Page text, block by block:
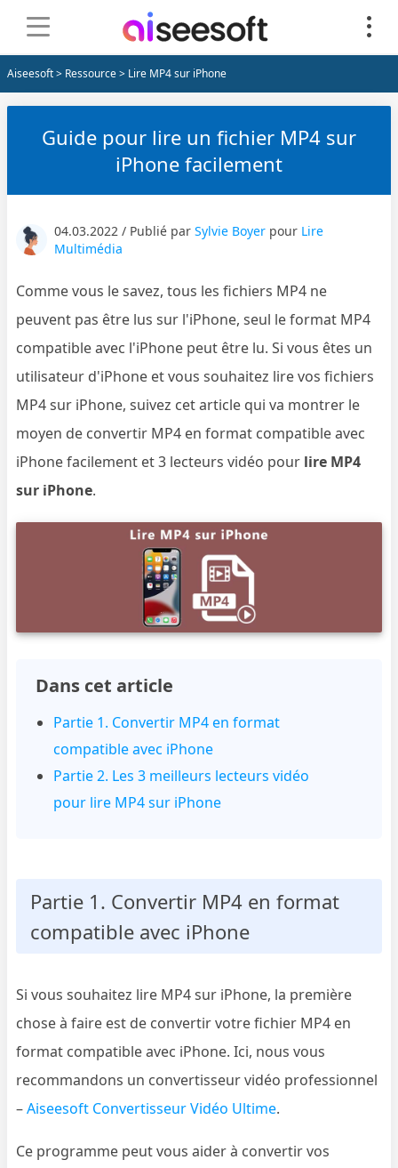
Aiseesoft> Ressource> Lire MP4 sur iPhone
Guide pour lire un fichier MP4 sur
iPhone facilement
04.03.2022 / Publié parSylvie Boyer pour Lire
Multimédia
Comme vous le savez, tous les fichiers MP4 ne
peuvent pas être lus sur l'iPhone, seul le format MP4
compatible avec l'iPhone peut être lu. Si vous êtes un
utilisateur d'iPhone et vous souhaitez lire vos fichiers
MP4 sur iPhone, suivez cet article qui va montrer le
moyen de convertir MP4 en format compatible avec
iPhone facilement et 3 lecteurs vidéo pour lire MP4
sur iPhone.
Dans cet article
Partie 1. Convertir MP4 en format
compatible avec iPhone
Partie 2. Les 3 meilleurs lecteurs vidéo
pour lire MP4 sur iPhone
Partie 1. Convertir MP4 en format
compatible avec iPhone
Si vous souhaitez lire MP4 sur iPhone, la première
chose à faire est de convertir votre fichier MP4 en
format compatible avec iPhone. Ici, nous vous
recommandons un convertisseur vidéo professionnel
–Aiseesoft Convertisseur Vidéo Ultime.
Ce programme peut vous aider à convertir vos